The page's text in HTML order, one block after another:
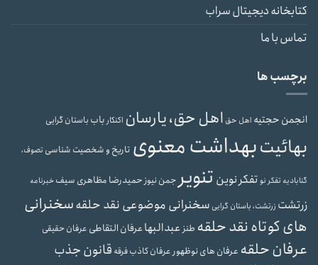
کتابخانه دیجیتال سراب
تماس با ما
برچسب ها
انجمن حجتیه اهل حق اهل حق، یارسان اکنکارباب باستان گرایی
بهائیتبهداشت معنوی تاریخ و شخصیت شناسی تصوف،
گنابادیه تفکر نوتفکر نوین تنویرجمن نیوزحمیدرضا مظاهری سیفخبرنامه
زرتشت زرتشت، باستان گرایی سخنرانی موضوعی نقد حلقهسخنرانی
های کوتاه نقد حلقه طنزعبدالبهاعرفان التقاطی عرفان حقیقی
عرفان حلقه عرفان های نوظهورعرفان کاذبفرقه قانون جذب